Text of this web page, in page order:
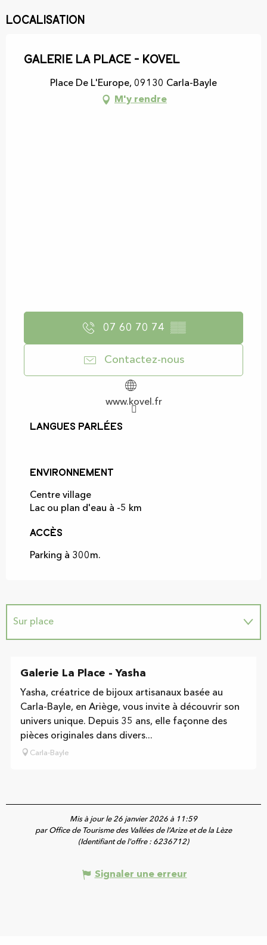
Localisation
Galerie La Place - Kovel
Place De L'Europe, 09130 Carla-Bayle
M'y rendre
07 60 70 74 ▒▒
Contactez-nous
www.kovel.fr
Langues parlées
Langues parlées
Environnement
Environnement
Centre village
Lac ou plan d'eau à -5 km
Accès
Accès
Parking à 300m.
Sur place
Suggestion à proximité...
Galerie La Place - Yasha
Yasha, créatrice de bijoux artisanaux basée au
Carla-Bayle, en Ariège, vous invite à découvrir son
univers unique. Depuis 35 ans, elle façonne des
pièces originales dans divers...
Carla-Bayle
Mis à jour le 26 janvier 2026 à 11:59
par Office de Tourisme des Vallées de l’Arize et de la Lèze
(Identifiant de l'offre : 6236712)
Signaler une erreur